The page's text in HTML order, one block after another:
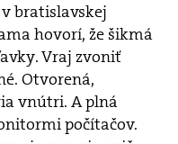
bratislavskej
hovorí, že šikmá
Vraj zvoniť
Otvorená,
vnútri. A plná
počítačov.